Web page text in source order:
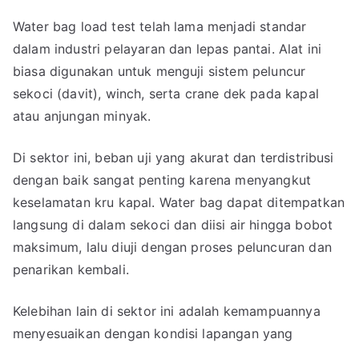
Water bag load test telah lama menjadi standar
dalam industri pelayaran dan lepas pantai. Alat ini
biasa digunakan untuk menguji sistem peluncur
sekoci (davit), winch, serta crane dek pada kapal
atau anjungan minyak.
Di sektor ini, beban uji yang akurat dan terdistribusi
dengan baik sangat penting karena menyangkut
keselamatan kru kapal. Water bag dapat ditempatkan
langsung di dalam sekoci dan diisi air hingga bobot
maksimum, lalu diuji dengan proses peluncuran dan
penarikan kembali.
Kelebihan lain di sektor ini adalah kemampuannya
menyesuaikan dengan kondisi lapangan yang